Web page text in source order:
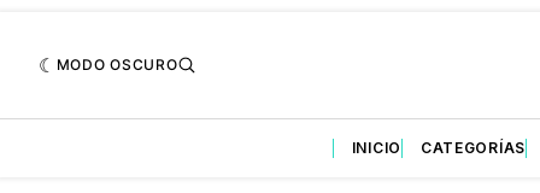
MODO OSCURO
INICIO CATEGORÍAS